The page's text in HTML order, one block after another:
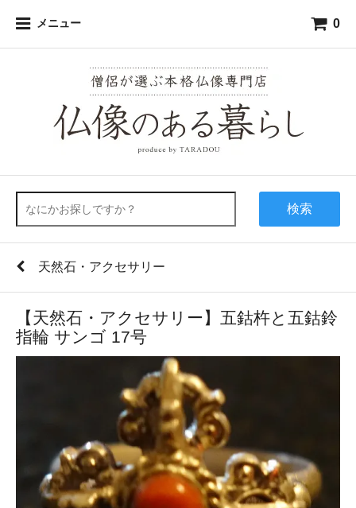
メニュー 0
検索
天然石・アクセサリー
【天然石・アクセサリー】五鈷杵と五鈷鈴
指輪 サンゴ 17号